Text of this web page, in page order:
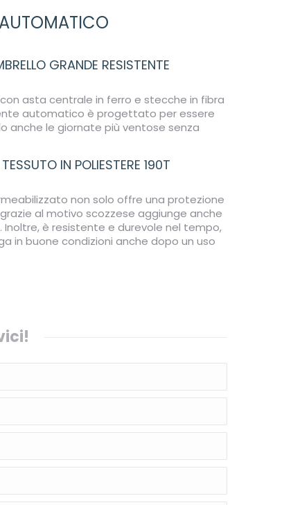
AUTOMATICO
GRANDE RESISTENTE
asta centrale in ferro e stecche in fibra
automatico è progettato per essere
anche le giornate più ventose senza
IN POLIESTERE 190T
non solo offre una protezione
al motivo scozzese aggiunge anche
è resistente e durevole nel tempo,
in buone condizioni anche dopo un uso